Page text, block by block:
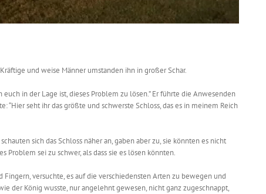
und weise Männer umstanden ihn in großer Schar.
in der Lage ist, dieses Problem zu lösen.” Er führte die Anwesenden
“Hier seht ihr das größte und schwerste Schloss, das es in meinem Reich
sich das Schloss näher an, gaben aber zu, sie könnten es nicht
Problem sei zu schwer, als dass sie es lösen könnten.
Fingern, versuchte, es auf die verschiedensten Arten zu bewegen und
der König wusste, nur angelehnt gewesen, nicht ganz zugeschnappt,